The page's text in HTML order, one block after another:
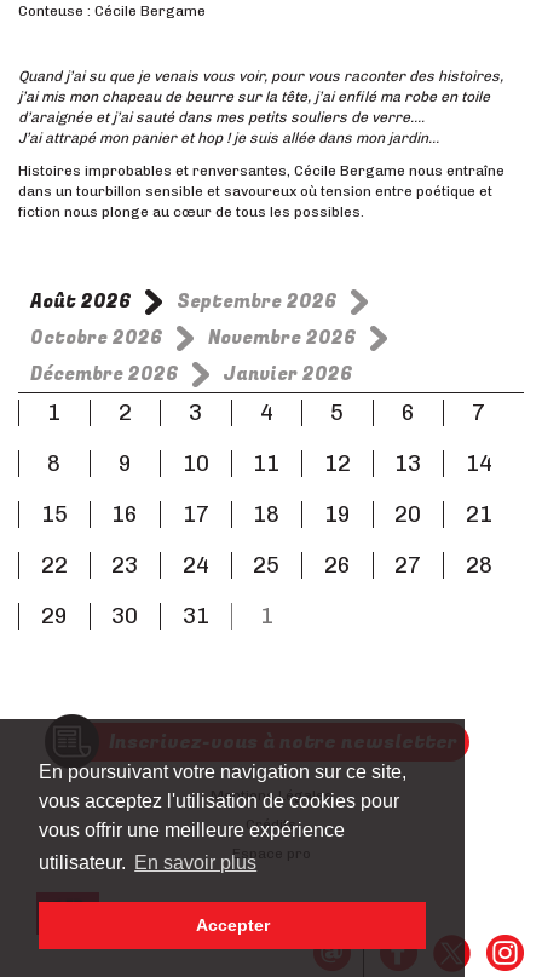
En poursuivant votre navigation sur ce site,
vous acceptez l'utilisation de cookies pour
vous offrir une meilleure expérience
utilisateur. En savoir plus
Accepter
Conteuse : Cécile Bergame
Quand j’ai su que je venais vous voir, pour vous raconter des histoires,
j’ai mis mon chapeau de beurre sur la tête, j’ai enfilé ma robe en toile
d’araignée et j’ai sauté dans mes petits souliers de verre….
J’ai attrapé mon panier et hop ! je suis allée dans mon jardin…
Histoires improbables et renversantes, Cécile Bergame nous entraîne
dans un tourbillon sensible et savoureux où tension entre poétique et
fiction nous plonge au cœur de tous les possibles.
Août 2026
Septembre 2026
Octobre 2026
Novembre 2026
Décembre 2026
Janvier 2026
1
2 3 4 5 6
7
8
9 10 11 12 13
14
15
16 17 18 19 20
21
22
23 24 25 26 27
28
29
30 31 1
Mentions Légales
Crédits
Espace pro